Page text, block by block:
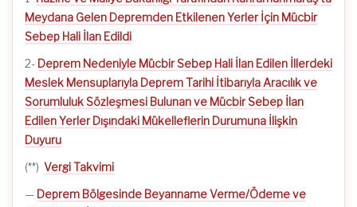
Meydana Gelen Depremden Etkilenen Yerler İçin Mücbir
Sebep Hali İlan Edildi
2- Deprem Nedeniyle Mücbir Sebep Hali İlan Edilen İllerdeki
Meslek Mensuplarıyla Deprem Tarihi İtibarıyla Aracılık ve
Sorumluluk Sözleşmesi Bulunan ve Mücbir Sebep İlan
Edilen Yerler Dışındaki Mükelleflerin Durumuna İlişkin
Duyuru
(**) Vergi Takvimi
— Deprem Bölgesinde Beyanname Verme/Ödeme ve